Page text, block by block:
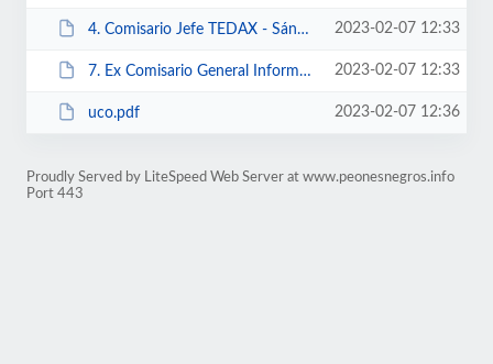
4. Comisario Jefe TEDAX - Sánchez Manzano.doc 2023-02-07 12:33
7. Ex Comisario General Informacion - Jesús de la Morena.doc 2023-02-07 12:33
uco.pdf 2023-02-07 12:36
Proudly Served by LiteSpeed Web Server at www.peonesnegros.info
Port 443